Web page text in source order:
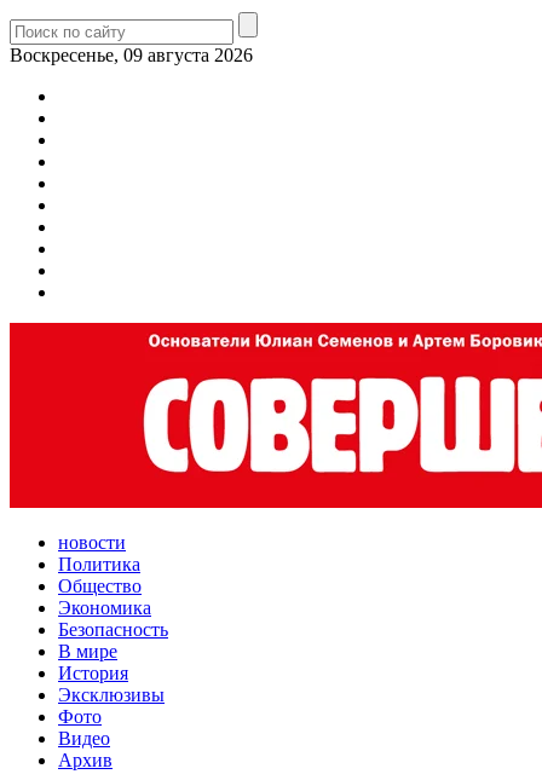
Воскресенье, 09 августа 2026
новости
Политика
Общество
Экономика
Безопасность
В мире
История
Эксклюзивы
Фото
Видео
Архив